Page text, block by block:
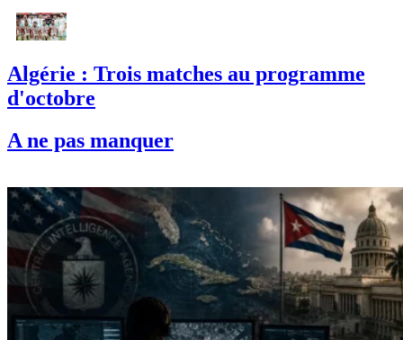
Algérie : Trois matches au programme
d'octobre
A ne pas manquer